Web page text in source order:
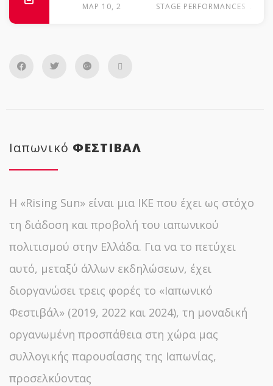
ΜΑΡ 10, 2026
STAGE PERFORMANCES
Ιαπωνικό ΦΕΣΤΙΒΑΛ
Η «Rising Sun» είναι μια ΙΚΕ που έχει ως στόχο
τη διάδοση και προβολή του ιαπωνικού
πολιτισμού στην Ελλάδα. Για να το πετύχει
αυτό, μεταξύ άλλων εκδηλώσεων, έχει
διοργανώσει τρεις φορές το «Ιαπωνικό
Φεστιβάλ» (2019, 2022 και 2024), τη μοναδική
οργανωμένη προσπάθεια στη χώρα μας
συλλογικής παρουσίασης της Ιαπωνίας,
προσελκύοντας